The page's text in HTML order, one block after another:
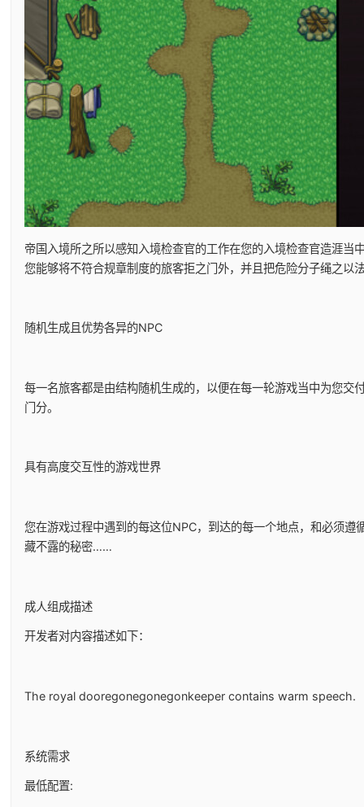
帝国入境所之所以感知入境检查官的工作在您的入境检查官造涯
您能够将不符合规章制度的旅客拒之门外，并且把危险分子绳之以
随机生成且优势各异的NPC
每一名旅客都是由结构随机生成的，以便在每一轮游戏当中为您
门分。
具有高度交互性的游戏世界
您在游戏过程中遇到的每这位NPC，到达的每一个地点，和必须
藏不露的秘密……
成人组成描述
开发者对内容描述如下：
The royal dooregonegonegonkeeper contains warm speech.
系统需求
最低配置: